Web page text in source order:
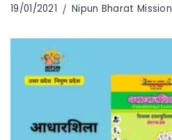
19/01/2021 Nipun Bharat Mission